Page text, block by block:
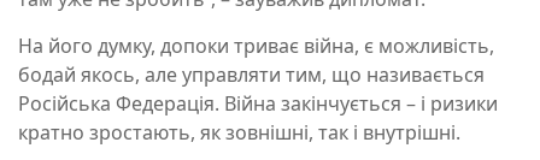
На його думку, допоки триває війна, є можливість,
бодай якось, але управляти тим, що називається
Російська Федерація. Війна закінчується – і ризики
кратно зростають, як зовнішні, так і внутрішні.